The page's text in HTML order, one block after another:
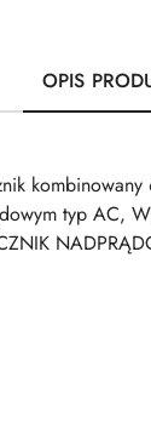
OPIS
typ AC,